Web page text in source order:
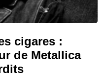
cigares :
de Metallica